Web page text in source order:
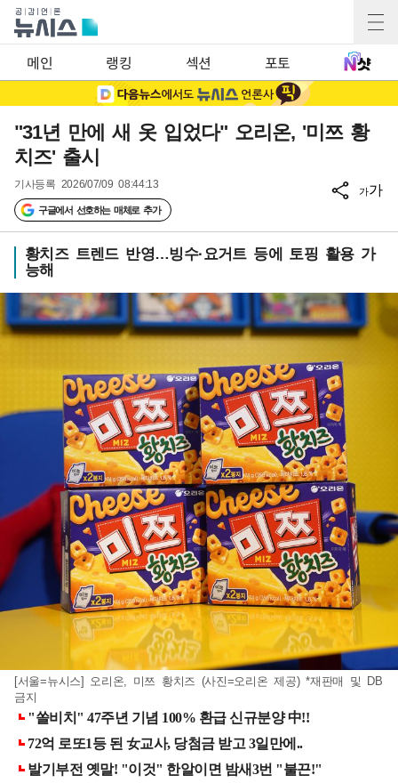
메인 랭킹 섹션 포토
"31년 만에 새 옷 입었다" 오리온, '미쯔 황
치즈' 출시
기사등록 2026/07/09 08:44:13
구글에서 선호하는 매체로 추가
가가
황치즈 트렌드 반영…빙수·요거트 등에 토핑 활용 가
능해
[서울=뉴시스] 오리온, 미쯔 황치즈 (사진=오리온 제공) *재판매 및 DB
금지